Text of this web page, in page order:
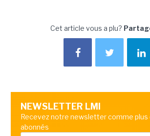
Cet article vous a plu?
NEWSLETTER LMI
Recevez notre newsletter comme
abonnés